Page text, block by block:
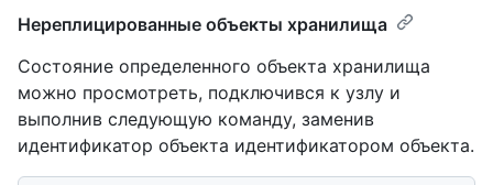
Нереплицированные объекты хранилища
Состояние определенного объекта хранилища
можно просмотреть, подключився к узлу и
выполнив следующую команду, заменив
идентификатор объекта идентификатором объекта.